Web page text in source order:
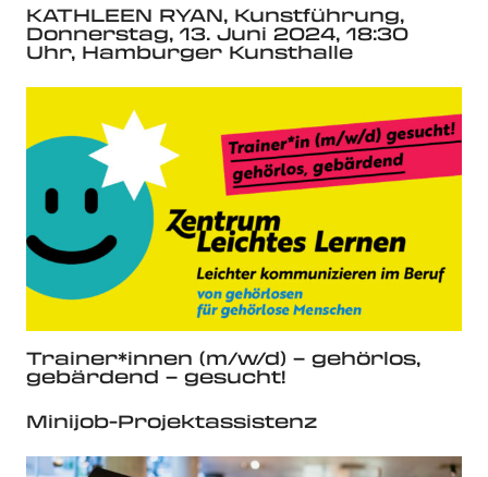
KATHLEEN RYAN, Kunstführung,
Donnerstag, 13. Juni 2024, 18:30
Uhr, Hamburger Kunsthalle
Trainer*innen (m/w/d) – gehörlos,
gebärdend – gesucht!
Minijob-Projektassistenz